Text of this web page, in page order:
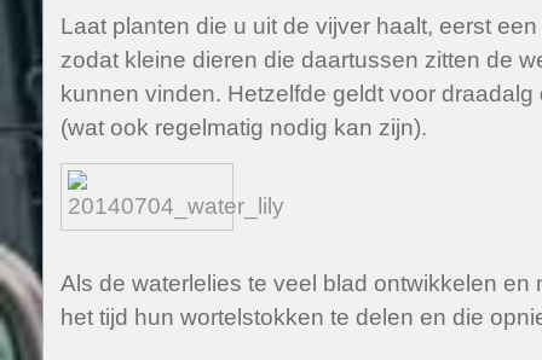
Laat planten die u uit de vijver haalt, eerst
zodat kleine dieren die daartussen zitten de
kunnen vinden. Hetzelfde geldt voor draadalg
(wat ook regelmatig nodig kan zijn).
Als de waterlelies te veel blad ontwikkelen en
het tijd hun wortelstokken te delen en die